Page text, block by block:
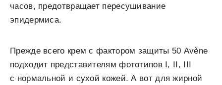
часов, предотвращает пересушивание
эпидермиса.
Прежде всего крем с фактором защиты 50 Avène
подходит представителям фототипов I, II, III
с нормальной и сухой кожей. А вот для жирной